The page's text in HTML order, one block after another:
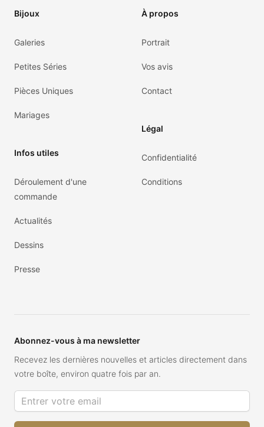
Bijoux
Galeries
Petites Séries
Pièces Uniques
Mariages
Infos utiles
Déroulement d'une
commande
Actualités
Dessins
Presse
À propos
Portrait
Vos avis
Contact
Légal
Confidentialité
Conditions
Abonnez-vous à ma newsletter
Recevez les dernières nouvelles et articles directement dans
votre boîte, environ quatre fois par an.
Adresse de courriel